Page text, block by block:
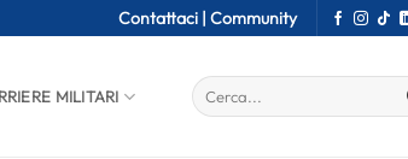
Contattaci | Community
MILITARI